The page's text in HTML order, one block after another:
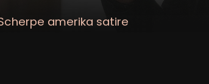
amerika satire